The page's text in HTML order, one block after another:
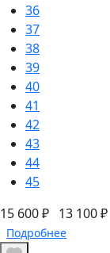
36
37
38
39
40
41
42
43
44
45
15 600 ₽ 13 100 ₽
Подробнее